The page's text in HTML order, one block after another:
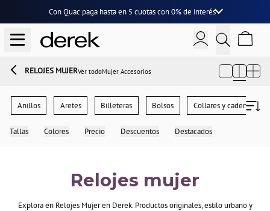
Con Quac paga hasta en 5 cuotascon0% de interés
RELOJES MUJER Ver todo Mujer Accesorios
Anillos Aretes Billeteras Bolsos Collares y cadenas
Tallas Colores Precio Descuentos Destacados
Relojes mujer
Explora en Relojes Mujer en Derek. Productos originales, estilo urbano y